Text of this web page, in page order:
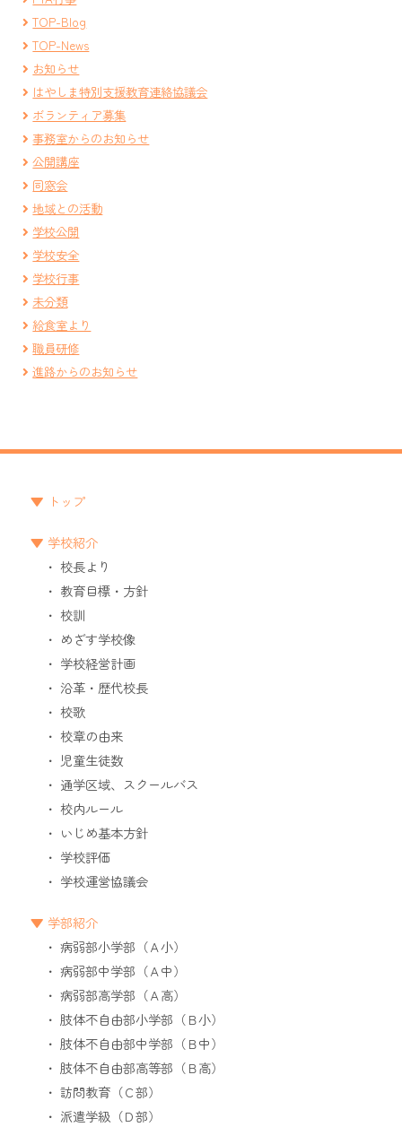
TOP-Blog
TOP-News
お知らせ
はやしま特別支援教育連絡協議会
ボランティア募集
事務室からのお知らせ
公開講座
同窓会
地域との活動
学校公開
学校安全
学校行事
未分類
給食室より
職員研修
進路からのお知らせ
トップ
学校紹介
校長より
教育目標・方針
校訓
めざす学校像
学校経営計画
沿革・歴代校長
校歌
校章の由来
児童生徒数
通学区域、スクールバス
校内ルール
いじめ基本方針
学校評価
学校運営協議会
学部紹介
病弱部小学部（Ａ小）
病弱部中学部（Ａ中）
病弱部高学部（Ａ高）
肢体不自由部小学部（Ｂ小）
肢体不自由部中学部（Ｂ中）
肢体不自由部高等部（Ｂ高）
訪問教育（Ｃ部）
派遣学級（Ｄ部）